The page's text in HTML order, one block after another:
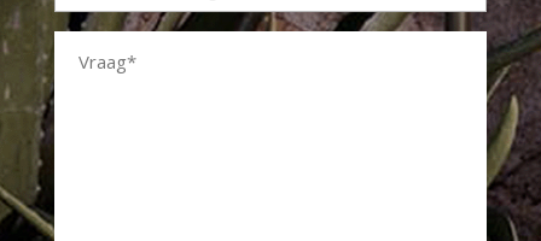
heb
een
vraag
over